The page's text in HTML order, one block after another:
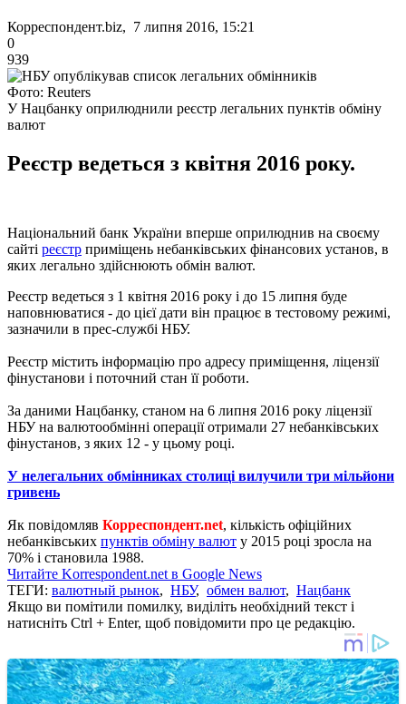
Корреспондент.biz, 7 липня 2016, 15:21
0
939
Фото: Reuters
У Нацбанку оприлюднили реєстр легальних пунктів обміну
валют
Реєстр ведеться з квітня 2016 року.
Національний банк України вперше оприлюднив на своєму
сайті реєстр приміщень небанківських фінансових установ, в
яких легально здійснюють обмін валют.
Реєстр ведеться з 1 квітня 2016 року і до 15 липня буде
наповнюватися - до цієї дати він працює в тестовому режимі,
зазначили в прес-службі НБУ.
Реєстр містить інформацію про адресу приміщення, ліцензії
фінустанови і поточний стан її роботи.
За даними Нацбанку, станом на 6 липня 2016 року ліцензії
НБУ на валютообмінні операції отримали 27 небанківських
фінустанов, з яких 12 - у цьому році.
У нелегальних обмінниках столиці вилучили три мільйони
гривень
Як повідомляв Корреспондент.net, кількість офіційних
небанківських пунктів обміну валют у 2015 році зросла на
70% і становила 1988.
Читайте Korrespondent.net в Google News
ТЕГИ: валютный рынок, НБУ, обмен валют, Нацбанк
Якщо ви помітили помилку, виділіть необхідний текст і
натисніть Ctrl + Enter, щоб повідомити про це редакцію.